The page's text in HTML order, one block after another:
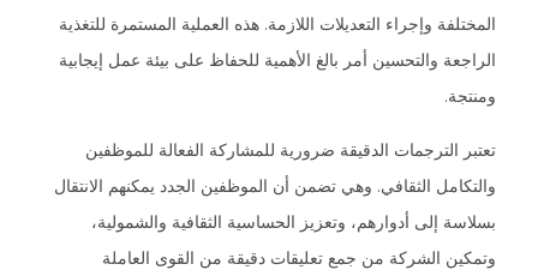
المختلفة وإجراء التعديلات اللازمة. هذه العملية المستمرة للتغذية
الراجعة والتحسين أمر بالغ الأهمية للحفاظ على بيئة عمل إيجابية
ومنتجة.
تعتبر الترجمات الدقيقة ضرورية للمشاركة الفعالة للموظفين
والتكامل الثقافي. وهي تضمن أن الموظفين الجدد يمكنهم الانتقال
بسلاسة إلى أدوارهم، وتعزيز الحساسية الثقافية والشمولية،
وتمكين الشركة من جمع تعليقات دقيقة من القوى العاملة